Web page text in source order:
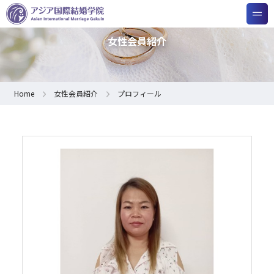
女性会員紹介
Home 女性会員紹介 プロフィール